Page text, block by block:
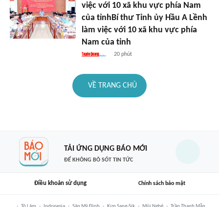
việc với 10 xã khu vực phía Nam
của tỉnhBí thư Tỉnh ủy Hầu A Lềnh
làm việc với 10 xã khu vực phía
Nam của tỉnh
20 phút
VỀ TRANG CHỦ
TẢI ỨNG DỤNG BÁO MỚI
ĐỂ KHÔNG BỎ SÓT TIN TỨC
Điều khoản sử dụng Chính sách bảo mật